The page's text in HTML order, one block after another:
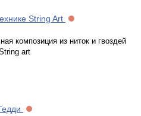
String Art
композиция из ниток и гвоздей
art